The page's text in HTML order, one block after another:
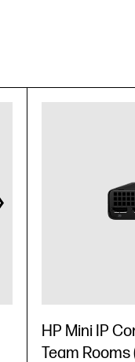
HP Mini IP
Team Rooms